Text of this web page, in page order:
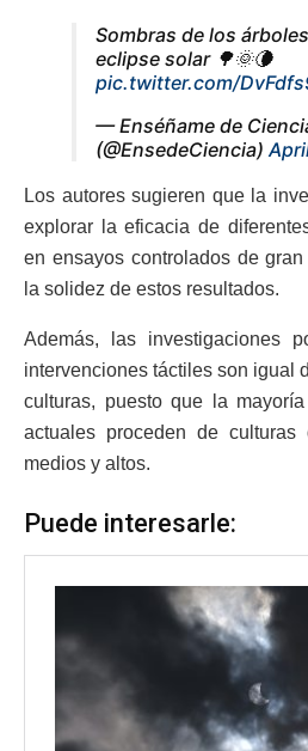
Sombras de los
eclipse solar 🌳🌞🌘
pic.twitter.com/
— Enséñame de
(@EnsedeCiencia)
Los autores sugieren que la
explorar la eficacia de
en ensayos controlados de
la solidez de estos resultados.
Además, las investigaciones
intervenciones táctiles son igual
culturas, puesto que la
actuales proceden de
medios y altos.
Puede interesarle: